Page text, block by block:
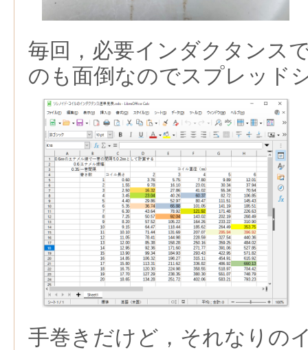
毎回，必要インダクタンス
のも面倒なのでスプレッド
手巻きだけど，それなりの